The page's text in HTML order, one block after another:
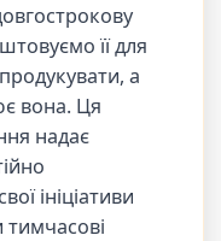
її для
а
вона. Ця
надає
ініціативи